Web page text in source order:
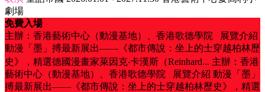
劇場
免費入場
主辦：香港藝術中心（動漫基地）、香港歌德學院 展覽介紹
動漫「墨」搏最新展出——《都市傳說：坐上的士穿越柏林歷
史》，精選德國漫畫家萊因克‧卡漢斯（Reinhard... 主辦：香港
藝術中心（動漫基地）、香港歌德學院 展覽介紹 動漫「墨」
搏最新展出——《都市傳說：坐上的士穿越柏林歷史》，精選